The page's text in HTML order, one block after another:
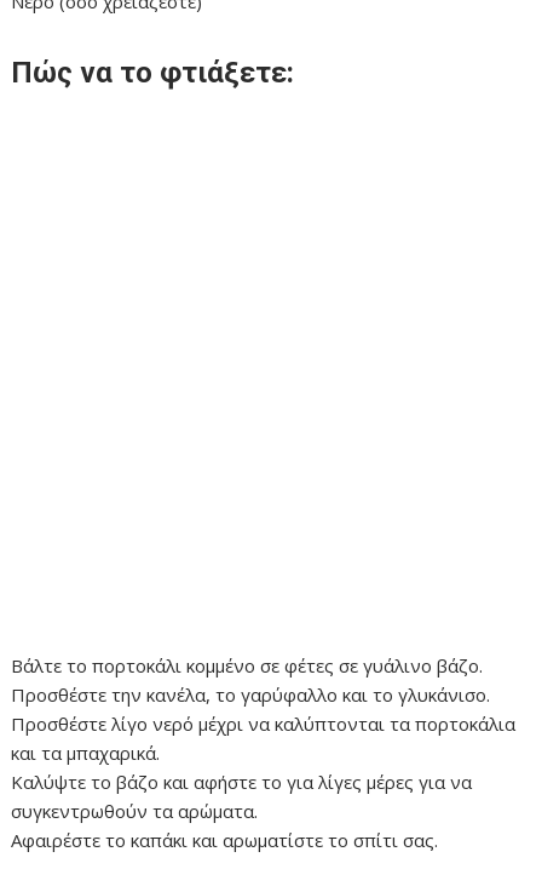
Πώς να το φτιάξετε:
Βάλτε το πορτοκάλι κομμένο σε φέτες σε γυάλινο βάζο.
Προσθέστε την κανέλα, το γαρύφαλλο και το γλυκάνισο.
Προσθέστε λίγο νερό μέχρι να καλύπτονται τα πορτοκάλια
και τα μπαχαρικά.
Καλύψτε το βάζο και αφήστε το για λίγες μέρες για να
συγκεντρωθούν τα αρώματα.
Αφαιρέστε το καπάκι και αρωματίστε το σπίτι σας.